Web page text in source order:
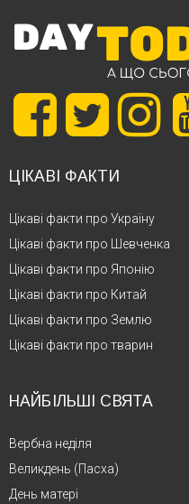
ЦІКАВІ ФАКТИ
Цікаві факти про Україну
Цікаві факти про Шевченка
Цікаві факти про Японію
Цікаві факти про Китай
Цікаві факти про Землю
Цікаві факти про тварин
НАЙБІЛЬШІ СВЯТА
Вербна неділя
Великдень (Пасха)
День матері